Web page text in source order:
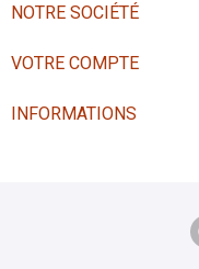
NOTRE SOCIÉTÉ
VOTRE COMPTE
INFORMATIONS